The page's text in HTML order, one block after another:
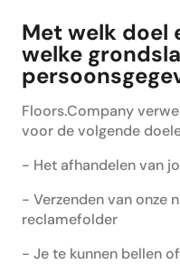
Met welk doel
welke
Floors.Company
voor de volgende
- Het afhandelen van
- Verzenden van onze
reclamefolder
- Je te kunnen bellen